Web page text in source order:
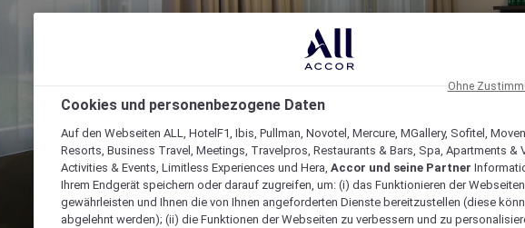
Cookies und personenbezogene Daten
Auf den Webseiten ALL, HotelF1, Ibis, Pullman, Novotel, Mercure, MGallery, Sofitel,
Resorts, Business Travel, Meetings, Travelpros, Restaurants & Bars, Spa, Apartments &
Activities & Events, Limitless Experiences und Hera, Accor und seine Partner
Ihrem Endgerät speichern oder darauf zugreifen, um: (i) das Funktionieren der
gewährleisten und Ihnen die von Ihnen angeforderten Dienste bereitzustellen (diese
abgelehnt werden); (ii) die Funktionen der Webseiten zu verbessern und zu
Ohne